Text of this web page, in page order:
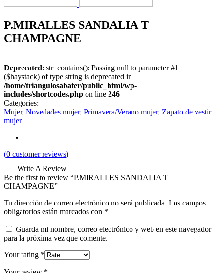
P.MIRALLES SANDALIA T
CHAMPAGNE
Deprecated: str_contains(): Passing null to parameter #1
($haystack) of type string is deprecated in
/home/triangulosabater/public_html/wp-
includes/shortcodes.php on line 246
Categories:
Mujer, Novedades mujer, Primavera/Verano mujer, Zapato de vestir
mujer
(0 customer reviews)
Write A Review
Be the first to review “P.MIRALLES SANDALIA T
CHAMPAGNE”
Tu dirección de correo electrónico no será publicada. Los campos
obligatorios están marcados con *
Guarda mi nombre, correo electrónico y web en este navegador
para la próxima vez que comente.
Your rating *